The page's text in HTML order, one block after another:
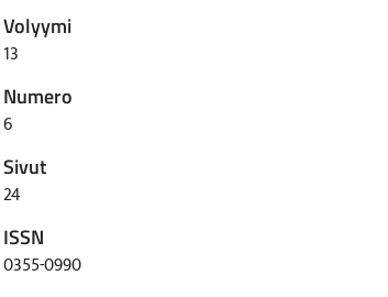
Volyymi
13
Numero
6
Sivut
24
ISSN
0355-0990